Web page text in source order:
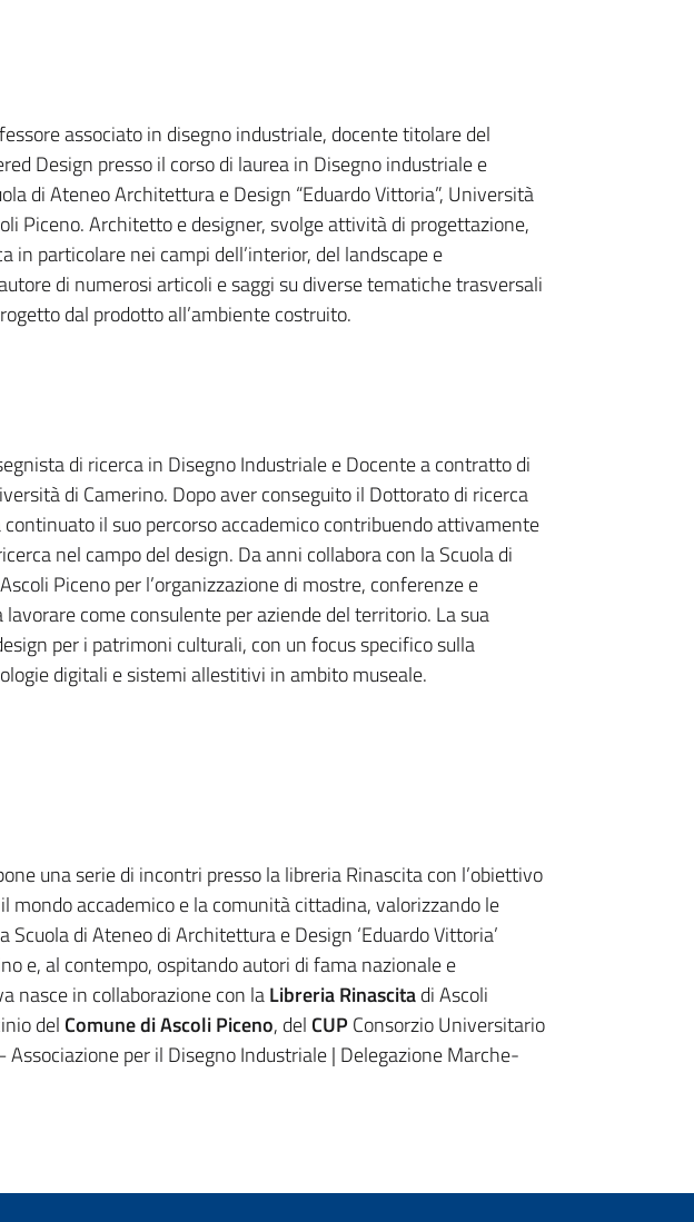
associato in disegno industriale, docente titolare del
Design presso il corso di laurea in Disegno industriale e
di Ateneo Architettura e Design “Eduardo Vittoria”, Università
Piceno. Architetto e designer, svolge attività di progettazione,
in particolare nei campi dell’interior, del landscape e
di numerosi articoli e saggi su diverse tematiche trasversali
dal prodotto all’ambiente costruito.
di ricerca in Disegno Industriale e Docente a contratto di
di Camerino. Dopo aver conseguito il Dottorato di ricerca
il suo percorso accademico contribuendo attivamente
nel campo del design. Da anni collabora con la Scuola di
Piceno per l’organizzazione di mostre, conferenze e
come consulente per aziende del territorio. La sua
per i patrimoni culturali, con un focus specifico sulla
digitali e sistemi allestitivi in ambito museale.
una serie di incontri presso la libreria Rinascita con l’obiettivo
mondo accademico e la comunità cittadina, valorizzando le
di Ateneo di Architettura e Design ‘Eduardo Vittoria’
e, al contempo, ospitando autori di fama nazionale e
nasce in collaborazione con laLibreria Rinascitadi Ascoli
del Comune di Ascoli Piceno, del CUPConsorzio Universitario
Associazione per il Disegno Industriale | Delegazione Marche-